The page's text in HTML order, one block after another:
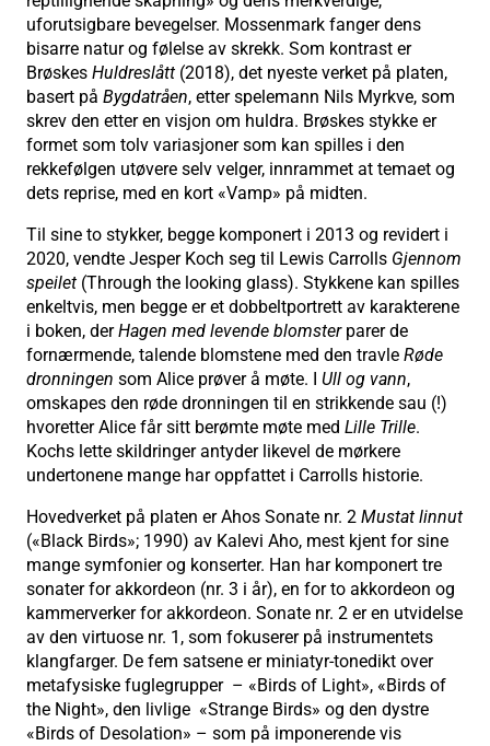
uforutsigbare bevegelser. Mossenmark fanger dens
bisarre natur og følelse av skrekk. Som kontrast er
Brøskes Huldreslått (2018), det nyeste verket på platen,
basert på Bygdatråen, etter spelemann Nils Myrkve, som
skrev den etter en visjon om huldra. Brøskes stykke er
formet som tolv variasjoner som kan spilles i den
rekkefølgen utøvere selv velger, innrammet at temaet og
dets reprise, med en kort «Vamp» på midten.
Til sine to stykker, begge komponert i 2013 og revidert i
2020, vendte Jesper Koch seg til Lewis Carrolls Gjennom
speilet (Through the looking glass). Stykkene kan spilles
enkeltvis, men begge er et dobbeltportrett av karakterene
i boken, derHagen med levende blomsterparer de
fornærmende, talende blomstene med den travle Røde
dronningen som Alice prøver å møte. I Ull og vann,
omskapes den røde dronningen til en strikkende sau (!)
hvoretter Alice får sitt berømte møte med Lille Trille.
Kochs lette skildringer antyder likevel de mørkere
undertonene mange har oppfattet i Carrolls historie.
Hovedverket på platen er Ahos Sonate nr. 2 Mustat linnut
(«Black Birds»; 1990) av Kalevi Aho, mest kjent for sine
mange symfonier og konserter. Han har komponert tre
sonater for akkordeon (nr. 3 i år), en for to akkordeon og
kammerverker for akkordeon. Sonate nr. 2 er en utvidelse
av den virtuose nr. 1, som fokuserer på instrumentets
klangfarger. De fem satsene er miniatyr-tonedikt over
metafysiske fuglegrupper – «Birds of Light», «Birds of
the Night», den livlige «Strange Birds» og den dystre
«Birds of Desolation» – som på imponerende vis